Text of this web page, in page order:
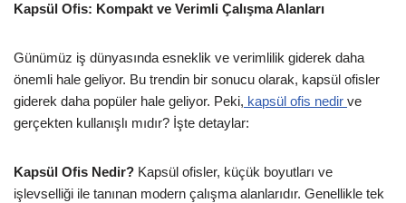
Kapsül Ofis: Kompakt ve Verimli Çalışma Alanları
Günümüz iş dünyasında esneklik ve verimlilik giderek daha
önemli hale geliyor. Bu trendin bir sonucu olarak, kapsül ofisler
giderek daha popüler hale geliyor. Peki, kapsül ofis nedir ve
gerçekten kullanışlı mıdır? İşte detaylar:
Kapsül Ofis Nedir? Kapsül ofisler, küçük boyutları ve
işlevselliği ile tanınan modern çalışma alanlarıdır. Genellikle tek